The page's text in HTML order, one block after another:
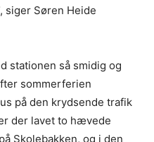
siger Søren Heide
stationen så smidig og
sommerferien
på den krydsende trafik
der lavet to hævede
Skolebakken, og i den